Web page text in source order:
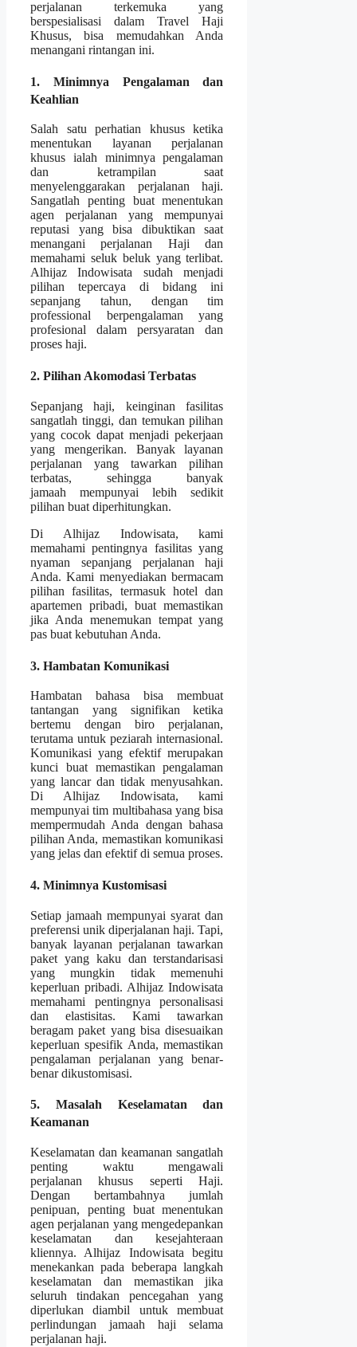
perjalanan terkemuka yang
berspesialisasi dalam Travel Haji
Khusus, bisa memudahkan Anda
menangani rintangan ini.
1. Minimnya Pengalaman dan
Keahlian
Salah satu perhatian khusus ketika
menentukan layanan perjalanan
khusus ialah minimnya pengalaman
dan ketrampilan saat
menyelenggarakan perjalanan haji.
Sangatlah penting buat menentukan
agen perjalanan yang mempunyai
reputasi yang bisa dibuktikan saat
menangani perjalanan Haji dan
memahami seluk beluk yang terlibat.
Alhijaz Indowisata sudah menjadi
pilihan tepercaya di bidang ini
sepanjang tahun, dengan tim
professional berpengalaman yang
profesional dalam persyaratan dan
proses haji.
2. Pilihan Akomodasi Terbatas
Sepanjang haji, keinginan fasilitas
sangatlah tinggi, dan temukan pilihan
yang cocok dapat menjadi pekerjaan
yang mengerikan. Banyak layanan
perjalanan yang tawarkan pilihan
terbatas, sehingga banyak
jamaah mempunyai lebih sedikit
pilihan buat diperhitungkan.
Di Alhijaz Indowisata, kami
memahami pentingnya fasilitas yang
nyaman sepanjang perjalanan haji
Anda. Kami menyediakan bermacam
pilihan fasilitas, termasuk hotel dan
apartemen pribadi, buat memastikan
jika Anda menemukan tempat yang
pas buat kebutuhan Anda.
3. Hambatan Komunikasi
Hambatan bahasa bisa membuat
tantangan yang signifikan ketika
bertemu dengan biro perjalanan,
terutama untuk peziarah internasional.
Komunikasi yang efektif merupakan
kunci buat memastikan pengalaman
yang lancar dan tidak menyusahkan.
Di Alhijaz Indowisata, kami
mempunyai tim multibahasa yang bisa
mempermudah Anda dengan bahasa
pilihan Anda, memastikan komunikasi
yang jelas dan efektif di semua proses.
4. Minimnya Kustomisasi
Setiap jamaah mempunyai syarat dan
preferensi unik diperjalanan haji. Tapi,
banyak layanan perjalanan tawarkan
paket yang kaku dan terstandarisasi
yang mungkin tidak memenuhi
keperluan pribadi. Alhijaz Indowisata
memahami pentingnya personalisasi
dan elastisitas. Kami tawarkan
beragam paket yang bisa disesuaikan
keperluan spesifik Anda, memastikan
pengalaman perjalanan yang benar-
benar dikustomisasi.
5. Masalah Keselamatan dan
Keamanan
Keselamatan dan keamanan sangatlah
penting waktu mengawali
perjalanan khusus seperti Haji.
Dengan bertambahnya jumlah
penipuan, penting buat menentukan
agen perjalanan yang mengedepankan
keselamatan dan kesejahteraan
kliennya. Alhijaz Indowisata begitu
menekankan pada beberapa langkah
keselamatan dan memastikan jika
seluruh tindakan pencegahan yang
diperlukan diambil untuk membuat
perlindungan jamaah haji selama
perjalanan haji.